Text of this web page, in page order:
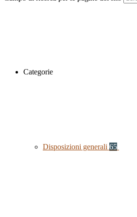
Categorie
Disposizioni generali 65